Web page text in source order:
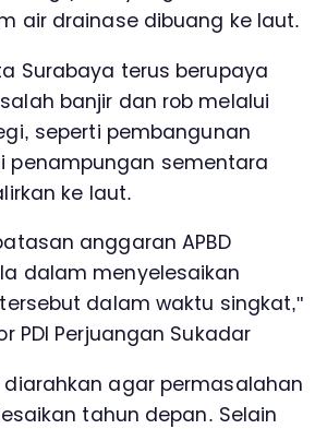
air drainase dibuang ke laut.
Surabaya terus berupaya
banjir dan rob melalui
seperti pembangunan
penampungan sementara
ke laut.
anggaran APBD
dalam menyelesaikan
dalam waktu singkat,"
PDI Perjuangan Sukadar
diarahkan agar permasalahan
tahun depan. Selain